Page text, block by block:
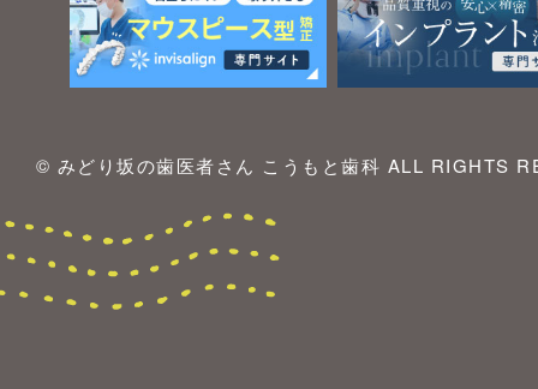
© みどり坂の歯医者さん こうもと歯科 ALL RIGHTS